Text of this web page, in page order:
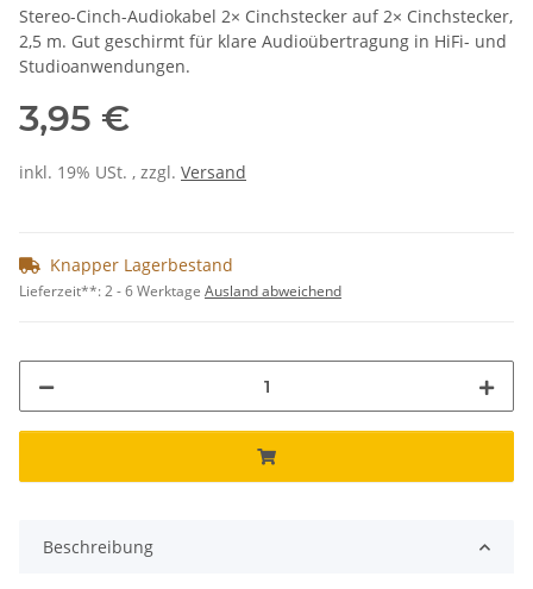
Stereo-Cinch-Audiokabel 2× Cinchstecker auf 2× Cinchstecker,
2,5 m. Gut geschirmt für klare Audioübertragung in HiFi- und
Studioanwendungen.
3,95 €
inkl. 19% USt. , zzgl. Versand
Knapper Lagerbestand
Lieferzeit**:2 - 6 Werktage Ausland abweichend
Beschreibung